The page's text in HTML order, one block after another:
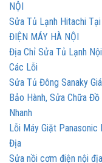
NỘI
Sửa Tủ Lạnh Hitachi
ĐIỆN MÁY HÀ NỘI
Địa Chỉ Sửa Tủ Lạnh
Các Lỗi
Sửa Tủ Đông Sanaky
Bảo Hành, Sửa Chữa
Nhanh
Lỗi Máy Giặt
Địa
Sửa nồi cơm điện nội